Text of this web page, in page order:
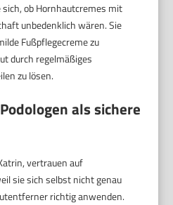
ob Hornhautcremes mit
unbedenklich wären. Sie
Fußpflegecreme zu
durch regelmäßiges
zu lösen.
als sichere
vertrauen auf
sie sich selbst nicht genau
richtig anwenden.